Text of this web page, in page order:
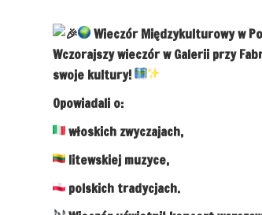
Wieczór Międzykulturowy w
Wczorajszy wieczór w Galerii przy
swoje kultury!
Opowiadali o:
włoskich zwyczajach,
litewskiej muzyce,
polskich tradycjach.